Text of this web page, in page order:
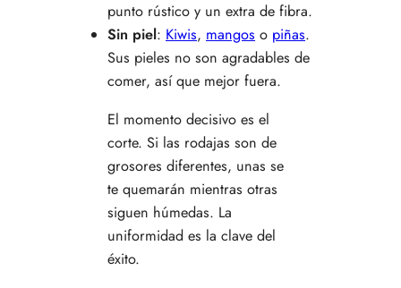
punto rústico y un extra de fibra.
Sin piel: Kiwis, mangos o piñas.
Sus pieles no son agradables de
comer, así que mejor fuera.
El momento decisivo es el
corte. Si las rodajas son de
grosores diferentes, unas se
te quemarán mientras otras
siguen húmedas. La
uniformidad es la clave del
éxito.